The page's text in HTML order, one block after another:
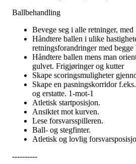
Ballbehandling
Bevege seg i alle retninger, med
Håndtere ballen i ulike
retningsforandringer med begge
Håndtere ballen mens man
gulvet. Frigjøringer og kutter
Skape scoringsmuligheter
Skape en pasningskorridor
og erstatte. 1-mot-1
Atletisk startposisjon.
Ansiktet mot kurven.
Lese forsvarsspilleren.
Ball- og stegfinter.
Atletisk og lovlig
----------